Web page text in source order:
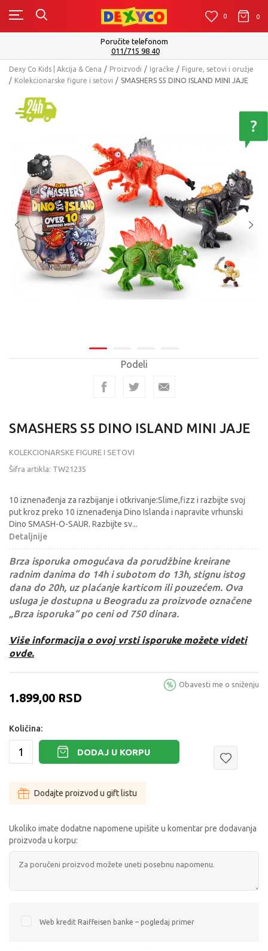
0 0 0
Isporuku možete očekivati u roku od 2 do 4
Dexy Co Kids | Akcija & Cena Proizvodi Igračke
Figure, setovi i oružje
Kolekcionarske figure i setovi
SMASHERS S5 DINO ISLAND MINI JAJE
Podeli
SMASHERS S5 DINO ISLAND MINI JAJE
KOLEKCIONARSKE FIGURE I SETOVI
Šifra artikla: TW21235
10 iznenađenja za razbijanje i otkrivanje:Slime,fizz i razbijte svoj
put kroz preko 10 iznenađenja Dino Islanda i napravite vrhunski
Dino SMASH-O-SAUR. Razbijte sv...
Detaljnije
Brza isporuka omogućava da porudžbine kreirane
radnim danima do 14h i subotom do 13h, stignu istog
dana do 20h, uz plaćanje karticom ili pouzećem. Ova
usluga je dostupna u Beogradu za proizvode označene
„Brza isporuka“ po ceni od 750 dinara.
Više informacija o ovoj vrsti isporuke možete videti
ovde.
1.899,00 RSD
Obavesti me o sniženju
Količina:
DODAJ U KORPU
Dodajte proizvod u gift listu
Ukoliko imate dodatne napomene upišite u komentar pre dodavanja
proizvoda u korpu:
Web kredit Raiffeisen banke – pogledaj primer